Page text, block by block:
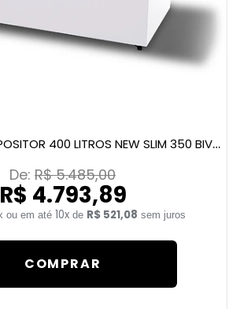
CONGELADOR EXPOSITOR 400 LITROS NEW SLIM 350 BIVOLT CINZA
De: R$ 5.485,00
R$ 4.793,89
10xde R$ 521,08 sem juros
COMPRAR